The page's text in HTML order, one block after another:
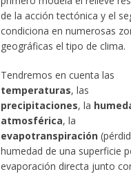
de la acción tectónica y el
condiciona en numerosas
geográficas el tipo de clima.
Tendremos en cuenta las
temperaturas, las
precipitaciones, la
atmosférica, la
evapotranspiración
humedad de una superficie
evaporación directa junto